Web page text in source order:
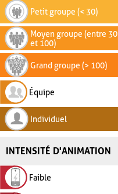
Petit groupe (< 30)
Moyen groupe (entre 30
et 100)
Grand groupe (> 100)
Équipe
Individuel
INTENSITÉ D'ANIMATION
Faible